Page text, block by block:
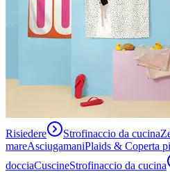
Risiedere Strofinaccio da cucina
mareAsciugamaniPlaids & Coperta
docciaCuscineStrofinaccio da cucina